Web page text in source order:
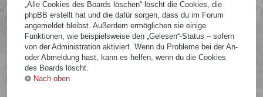
„Alle Cookies des Boards löschen“ löscht die Cookies, die
phpBB erstellt hat und die dafür sorgen, dass du im Forum
angemeldet bleibst. Außerdem ermöglichen sie einige
Funktionen, wie beispielsweise den „Gelesen“-Status – sofern
von der Administration aktiviert. Wenn du Probleme bei der An-
oder Abmeldung hast, kann es helfen, wenn du die Cookies
des Boards löscht.
Nach oben